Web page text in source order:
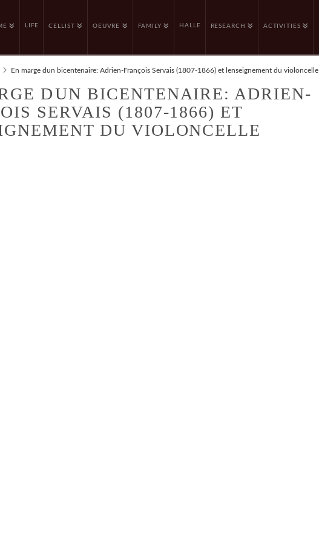
LIFE CELLIST OEUVRE FAMILY HALLE RESEARCH ACTIVITIES
En marge dun bicentenaire: Adrien-François Servais (1807-1866) et lenseignement du violoncelle
DUN BICENTENAIRE: ADRIEN-
SERVAIS (1807-1866) ET
DU VIOLONCELLE